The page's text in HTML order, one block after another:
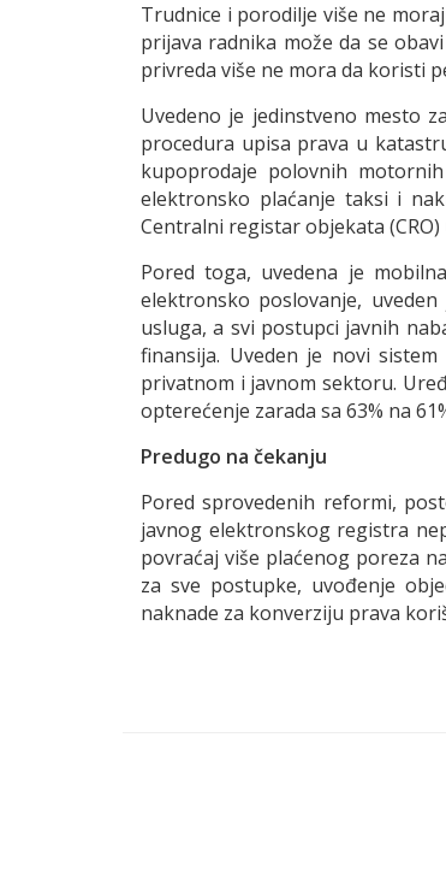
Trudnice i porodilje više ne
prijava radnika može da se
privreda više ne mora da koristi
Uvedeno je jedinstveno mesto
procedura upisa prava u
kupoprodaje polovnih
elektronsko plaćanje taksi i
Centralni registar objekata
Pored toga, uvedena je
elektronsko poslovanje,
usluga, a svi postupci javnih
finansija. Uveden je novi
privatnom i javnom sektoru.
opterećenje zarada sa 63% na
Predugo na čekanju
Pored sprovedenih reformi,
javnog elektronskog registra
povraćaj više plaćenog poreza
za sve postupke, uvođenje
naknade za konverziju prava